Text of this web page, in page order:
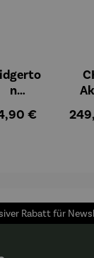
n
aus
Preis:
€
Rabatt für